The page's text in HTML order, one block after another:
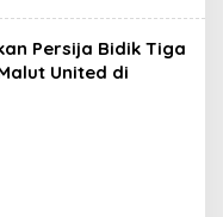
Persija Bidik Tiga
United di